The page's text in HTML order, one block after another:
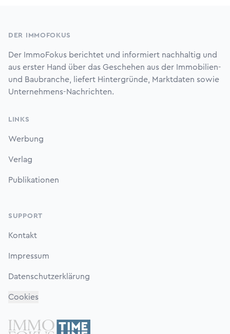
DER IMMOFOKUS
Der ImmoFokus berichtet und informiert nachhaltig und
aus erster Hand über das Geschehen aus der Immobilien-
und Baubranche, liefert Hintergründe, Marktdaten sowie
Unternehmens-Nachrichten.
LINKS
Werbung
Verlag
Publikationen
SUPPORT
Kontakt
Impressum
Datenschutzerklärung
Cookies